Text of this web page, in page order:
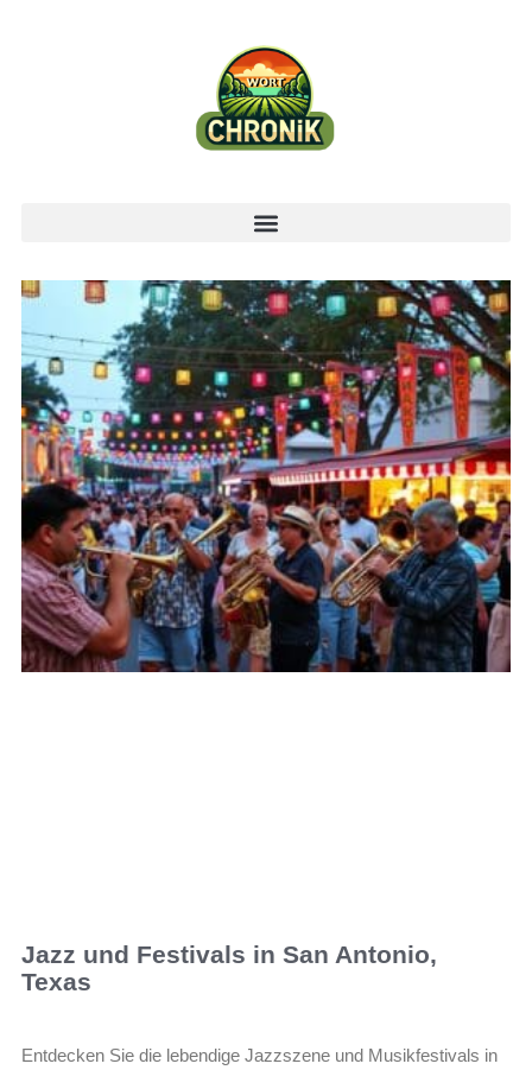
Jazz und Festivals in San Antonio,
Texas
Entdecken Sie die lebendige Jazzszene und Musikfestivals in